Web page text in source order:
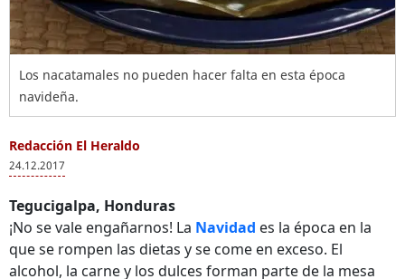
Los nacatamales no pueden hacer falta en esta época
navideña.
Redacción El Heraldo
24.12.2017
Tegucigalpa, Honduras
¡No se vale engañarnos! La Navidad es la época en la
que se rompen las dietas y se come en exceso. El
alcohol, la carne y los dulces forman parte de la mesa